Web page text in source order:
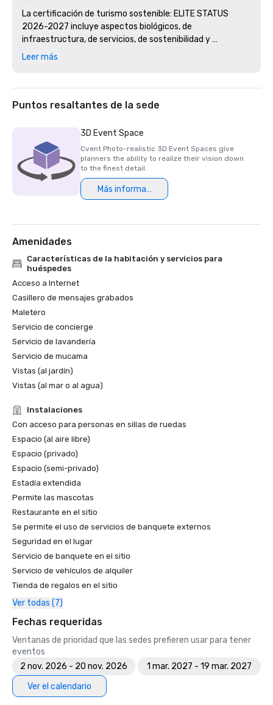
La certificación de turismo sostenible: ELITE STATUS
2026-2027 incluye aspectos biológicos, de
infraestructura, de servicios, de sostenibilidad y
socioeconómicos.
World Travel Award 2025 Centroamérica
Leer más
Puntos resaltantes de la sede
3D Event Space
Cvent Photo-realistic 3D Event Spaces give
planners the ability to realize their vision down
to the finest detail.
Más información
Amenidades
Características de la habitación y servicios para
huéspedes
Acceso a Internet
Casillero de mensajes grabados
Maletero
Servicio de concierge
Servicio de lavandería
Servicio de mucama
Vistas (al jardín)
Vistas (al mar o al agua)
Instalaciones
Con acceso para personas en sillas de ruedas
Espacio (al aire libre)
Espacio (privado)
Espacio (semi-privado)
Estadía extendida
Permite las mascotas
Restaurante en el sitio
Se permite el uso de servicios de banquete externos
Seguridad en el lugar
Servicio de banquete en el sitio
Servicio de vehículos de alquiler
Tienda de regalos en el sitio
Ver todas (7)
Fechas requeridas
Ventanas de prioridad que las sedes prefieren usar para tener
eventos
2 nov. 2026 - 20 nov. 2026
1 mar. 2027 - 19 mar. 2027
Ver el calendario